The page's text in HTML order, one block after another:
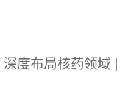
度布局核药领域 |